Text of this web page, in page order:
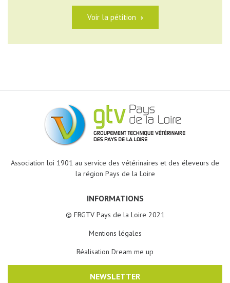
Voir la pétition
Association loi 1901 au service des vétérinaires et des éleveurs de
la région Pays de la Loire
NEWSLETTER
INFORMATIONS
© FRGTV Pays de la Loire 2021
Mentions légales
Réalisation Dream me up